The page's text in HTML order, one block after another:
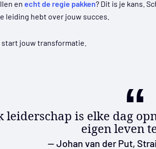
en echt de regie pakken? Dit is je kans.
leiding hebt over jouw succes.
start jouw transformatie.
leiderschap is elke dag
eigen leven
— Johan van der Put,